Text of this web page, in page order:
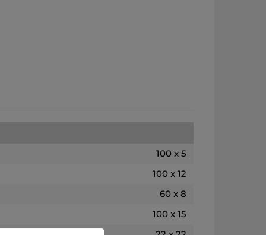
100 x 5
100 x 12
60 x 8
100 x 15